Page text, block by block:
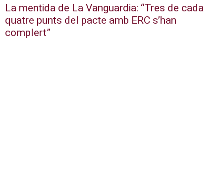
La mentida de La Vanguardia: “Tres de cada
quatre punts del pacte amb ERC s’han
complert”